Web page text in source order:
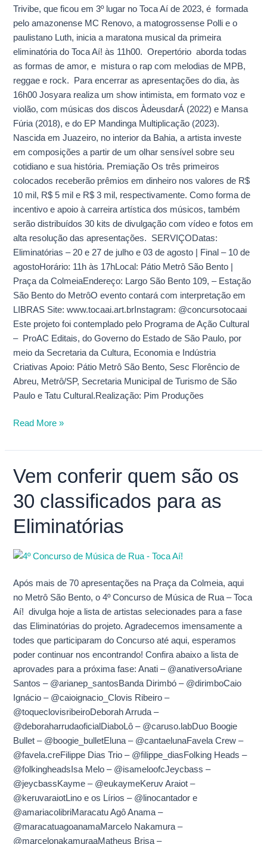
Trivibe, que ficou em 3º lugar no Toca Aí de 2023, é formada
pelo amazonense MC Renovo, a matogrossense Polli e o
paulistano Luth, inicia a maratona musical da primeira
eliminatória do Toca Aí! às 11h00. Orepertório aborda todas
as formas de amor, e mistura o rap com melodias de MPB,
reggae e rock. Para encerrar as apresentações do dia, às
16h00 Josyara realiza um show intimista, em formato voz e
violão, com músicas dos discos ÀdeusdarÁ (2022) e Mansa
Fúria (2018), e do EP Mandinga Multiplicação (2023).
Nascida em Juazeiro, no interior da Bahia, a artista investe
em composições a partir de um olhar sensível sobre seu
cotidiano e sua história. Premiação Os três primeiros
colocados receberão prêmios em dinheiro nos valores de R$
10 mil, R$ 5 mil e R$ 3 mil, respectivamente. Como forma de
incentivo e apoio à carreira artística dos músicos, também
serão distribuídos 30 kits de divulgação com vídeo e fotos em
alta resolução das apresentações. SERVIÇODatas:
Eliminatórias – 20 e 27 de julho e 03 de agosto | Final – 10 de
agostoHorário: 11h às 17hLocal: Pátio Metrô São Bento |
Praça da ColmeiaEndereço: Largo São Bento 109, – Estação
São Bento do MetrôO evento contará com interpretação em
LIBRAS Site: www.tocaai.art.brInstagram: @concursotocaai
Este projeto foi contemplado pelo Programa de Ação Cultural
– ProAC Editais, do Governo do Estado de São Paulo, por
meio da Secretaria da Cultura, Economia e Indústria
Criativas Apoio: Pátio Metrô São Bento, Sesc Florêncio de
Abreu, Metrô/SP, Secretaria Municipal de Turismo de São
Paulo e Tatu Cultural.Realização: Pim Produções
Read More »
Vem conferir quem são os
30 classificados para as
Eliminatórias
Após mais de 70 apresentações na Praça da Colmeia, aqui
no Metrô São Bento, o 4º Concurso de Música de Rua – Toca
Aí! divulga hoje a lista de artistas selecionades para a fase
das Eliminatórias do projeto. Agradecemos imensamente a
todes que participaram do Concurso até aqui, esperamos
poder continuar nos encontrando! Confira abaixo a lista de
aprovades para a próxima fase: Anati – @anativersoAriane
Santos – @arianep_santosBanda Dirimbó – @dirimboCaio
Ignácio – @caioignacio_Clovis Ribeiro –
@toqueclovisribeiroDeborah Arruda –
@deboraharrudaoficialDiaboLô – @caruso.labDuo Boogie
Bullet – @boogie_bulletEluna – @cantaelunaFavela Crew –
@favela.creFilippe Dias Trio – @filippe_diasFolking Heads –
@folkingheadsIsa Melo – @isameloofcJeycbass –
@jeycbassKayme – @eukaymeKeruv Araiot –
@keruvaraiotLino e os Lírios – @linocantador e
@amariacolibriMaracatu Agô Anama –
@maracatuagoanamaMarcelo Nakamura –
@marcelonakamuraaMatheus Brisa –
Vem
conferir
quem
os
classificados
as
Eliminatórias